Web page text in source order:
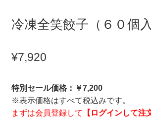
冷凍全笑餃子（６０個
¥7,920
特別セール価格：￥7,200
※表示価格はすべて税込みです。
まずは会員登録して 【ログインして注